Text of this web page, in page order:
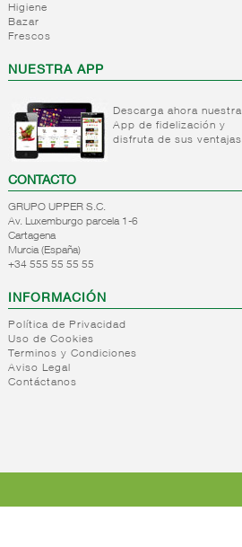
Higiene
Bazar
Frescos
NUESTRA APP
Descarga ahora nuestra
App de fidelización y
disfruta de sus ventajas
CONTACTO
GRUPO UPPER S.C.
Av. Luxemburgo parcela 1-6
Cartagena
Murcia (España)
+34 555 55 55 55
INFORMACIÓN
Política de Privacidad
Uso de Cookies
Terminos y Condiciones
Aviso Legal
Contáctanos